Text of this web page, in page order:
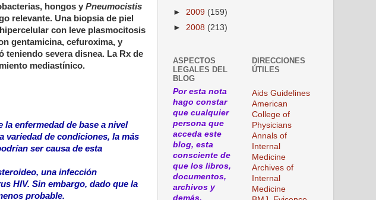
hongos y Pneumocistis
relevante. Una biopsia de piel
con leve plasmocitosis
gentamicina, cefuroxima, y
severa disnea. La Rx de
mediastínico.
enfermedad de base a nivel
variedad de condiciones, la más
ser causa de esta
una infección
HIV. Sin embargo, dado que la
probable.
► 2009 (159)
► 2008 (213)
ASPECTOS
LEGALES DEL
BLOG
Por esta nota
hago constar
que cualquier
persona que
acceda este
blog, esta
consciente de
que los libros,
documentos,
archivos y
demás,
DIRECCIONES
ÚTILES
Aids Guidelines
American
College of
Physicians
Annals of
Internal
Medicine
Archives of
Internal
Medicine